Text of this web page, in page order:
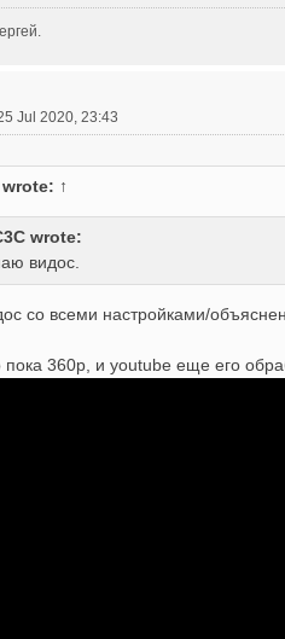
Jul 2020, 23:43
↑
wrote:
видос.
со всеми настройками/
пока 360р, и youtube еще его